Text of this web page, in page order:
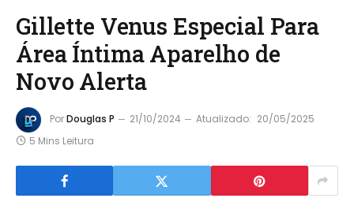
Gillette Venus Especial Para
Área Íntima Aparelho de
Novo Alerta
PorDouglas P 21/10/2024 Atualizado: 20/05/2025
5 Mins Leitura